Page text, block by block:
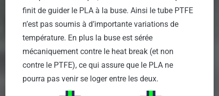
finit de guider le PLA à la buse. Ainsi le tube PTFE
n’est pas soumis à d’importante variations de
température. En plus la buse est sérée
mécaniquement contre le heat break (et non
contre le PTFE), ce qui assure que le PLA ne
pourra pas venir se loger entre les deux.